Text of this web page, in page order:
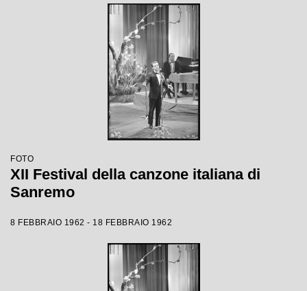
FOTO
XII Festival della canzone italiana di
Sanremo
8 FEBBRAIO 1962 - 18 FEBBRAIO 1962